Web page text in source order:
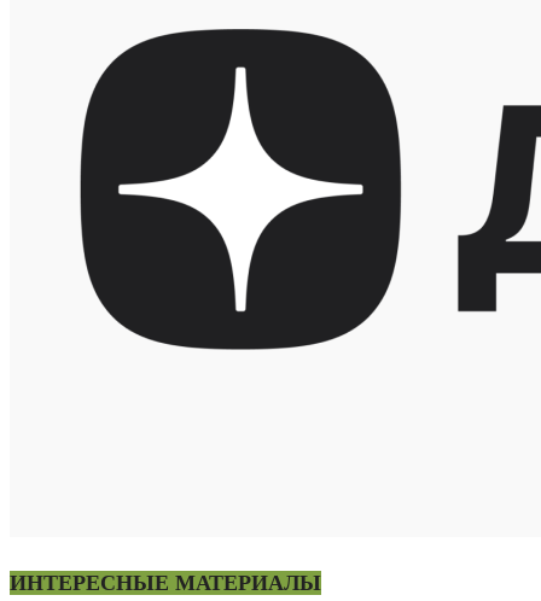
ИНТЕРЕСНЫЕ МАТЕРИАЛЫ